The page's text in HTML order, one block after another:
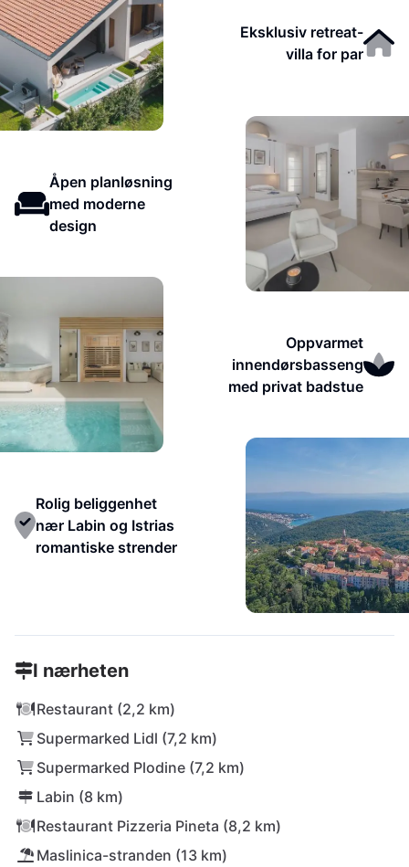
Eksklusiv retreat-
villa for par
Åpen planløsning
med moderne
design
Oppvarmet
innendørsbasseng
med privat badstue
Rolig beliggenhet
nær Labin og Istrias
romantiske strender
I nærheten
Restaurant (2,2 km)
Supermarked Lidl (7,2 km)
Supermarked Plodine (7,2 km)
Labin (8 km)
Restaurant Pizzeria Pineta (8,2 km)
Maslinica-stranden (13 km)